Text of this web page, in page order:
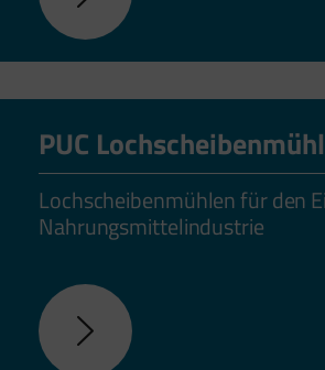
PUC
Lochscheibenmühlen für den
Nahrungsmittelindustrie